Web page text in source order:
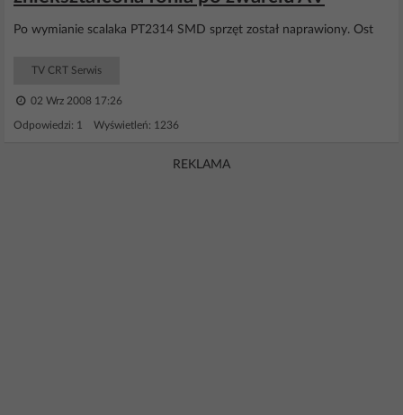
Po wymianie scalaka PT2314 SMD sprzęt został naprawiony. Ost
TV CRT Serwis
02 Wrz 2008 17:26
Odpowiedzi: 1 Wyświetleń: 1236
REKLAMA